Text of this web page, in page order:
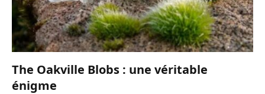
The Oakville Blobs : une véritable
énigme